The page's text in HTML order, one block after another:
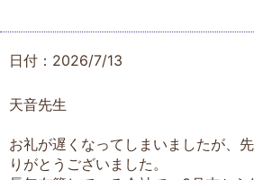
日付：2026/7/13
天音先生
お礼が遅くなってしまいましたが、
りがとうございました。